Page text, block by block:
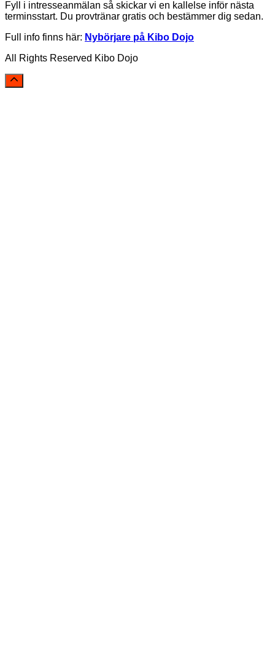
Fyll i intresseanmälan så skickar vi en kallelse inför nästa
terminsstart. Du provtränar gratis och bestämmer dig sedan.
Full info finns här: Nybörjare på Kibo Dojo
All Rights Reserved Kibo Dojo